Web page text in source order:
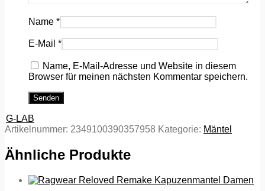
Name *
E-Mail *
Name, E-Mail-Adresse und Website in diesem
Browser für meinen nächsten Kommentar speichern.
G-LAB
Artikelnummer: 2349100390357958 Kategorie: Mäntel
Ähnliche Produkte